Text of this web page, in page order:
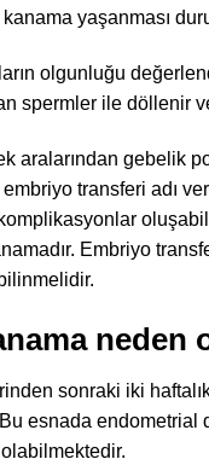
yaşanması
olgunluğu
spermler ile döllenir
aralarından gebelik
transferi adı
Embriyo
neden
sonraki iki
esnada